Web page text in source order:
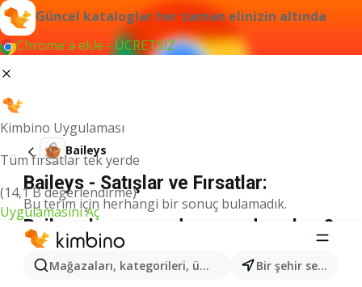
Güncel kataloglar her zaman elinizin altında
Chrome'a ekle - ÜCRETSİZ
Kimbino Uygulaması
Tüm fırsatlar tek yerde
(14,1 B değerlendirme)
Uygulamasını Aç
Mağazaları, kategorileri, ürünleri arayın... Bir şehir seçin
Baileys
Baileys - Satışlar ve Fırsatlar:
Bu terim için herhangi bir sonuç bulamadık.
Baileys kampanyada - nereden alınır?